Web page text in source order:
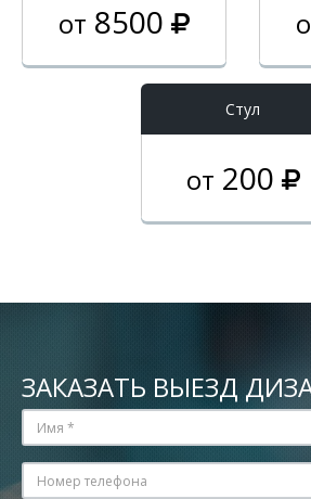
от 8500
Стул
от 200
ЗАКАЗАТЬ ВЫЕЗД